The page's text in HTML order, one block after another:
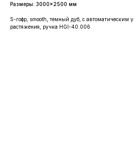
Размеры: 3000×2500 мм
S-гофр, smooth, темный дуб, c автоматическим
растяжения, ручка HGI-40.006